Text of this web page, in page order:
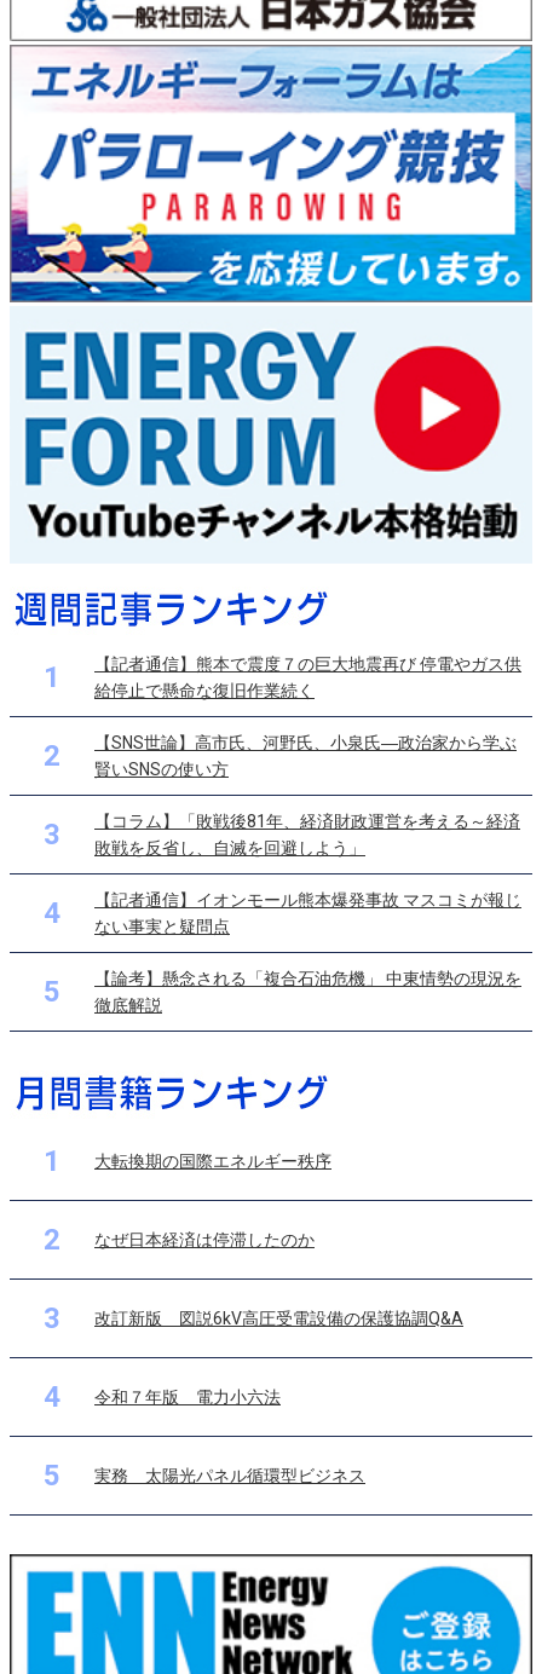
1
【記者通信】熊本で震度７の巨大地震再び 停電やガス供
給停止で懸命な復旧作業続く
2
【SNS世論】高市氏、河野氏、小泉氏―政治家から学ぶ
賢いSNSの使い方
3
【コラム】「敗戦後81年、経済財政運営を考える～経済
敗戦を反省し、自滅を回避しよう」
4
【記者通信】イオンモール熊本爆発事故 マスコミが報じ
ない事実と疑問点
5
【論考】懸念される「複合石油危機」 中東情勢の現況を
徹底解説
1 大転換期の国際エネルギー秩序
2 なぜ日本経済は停滞したのか
3 改訂新版 図説6kV高圧受電設備の保護協調Q&A
4 令和７年版 電力小六法
5 実務 太陽光パネル循環型ビジネス